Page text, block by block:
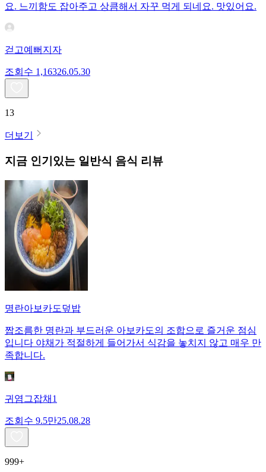
요. 느끼함도 잡아주고 상큼해서 자꾸 먹게 되네요. 맛있어요.
걷고예뻐지자
조회수 1,16326.05.30
13
더보기
지금 인기있는 일반식 음식 리뷰
명란아보카도덮밥
짭조름한 명란과 부드러운 아보카도의 조합으로 즐거운 점심
입니다 야채가 적절하게 들어가서 식감을 놓치지 않고 매우 만
족합니다.
귀염그잡채1
조회수 9.5만25.08.28
999+